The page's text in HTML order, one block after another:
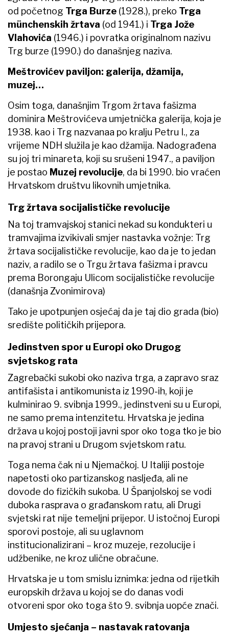
od početnog Trga Burze (1928.), preko Trga
münchenskih žrtava (od 1941.) i Trga Jože
Vlahovića (1946.) i povratka originalnom nazivu
Trg burze (1990.) do današnjeg naziva.
Meštrovićev paviljon: galerija, džamija,
muzej…
Osim toga, današnjim Trgom žrtava fašizma
dominira Meštrovićeva umjetnička galerija, koja je
1938. kao i Trg nazvanaa po kralju Petru I., za
vrijeme NDH služila je kao džamija. Nadograđena
su joj tri minareta, koji su srušeni 1947., a paviljon
je postao Muzej revolucije, da bi 1990. bio vraćen
Hrvatskom društvu likovnih umjetnika.
Trg žrtava socijalističke revolucije
Na toj tramvajskoj stanici nekad su kondukteri u
tramvajima izvikivali smjer nastavka vožnje: Trg
žrtava socijalističke revolucije, kao da je to jedan
naziv, a radilo se o Trgu žrtava fašizma i pravcu
prema Borongaju Ulicom socijalističke revolucije
(današnja Zvonimirova)
Tako je upotpunjen osjećaj da je taj dio grada (bio)
središte političkih prijepora.
Jedinstven spor u Europi oko Drugog
svjetskog rata
Zagrebački sukobi oko naziva trga, a zapravo sraz
antifašista i antikomunista iz 1990-ih, koji je
kulminirao 9. svibnja 1999., jedinstveni su u Europi,
ne samo prema intenzitetu. Hrvatska je jedina
država u kojoj postoji javni spor oko toga tko je bio
na pravoj strani u Drugom svjetskom ratu.
Toga nema čak ni u Njemačkoj. U Italiji postoje
napetosti oko partizanskog nasljeđa, ali ne
dovode do fizičkih sukoba. U Španjolskoj se vodi
duboka rasprava o građanskom ratu, ali Drugi
svjetski rat nije temeljni prijepor. U istočnoj Europi
sporovi postoje, ali su uglavnom
institucionalizirani – kroz muzeje, rezolucije i
udžbenike, ne kroz ulične obračune.
Hrvatska je u tom smislu iznimka: jedna od rijetkih
europskih država u kojoj se do danas vodi
otvoreni spor oko toga što 9. svibnja uopće znači.
Umjesto sjećanja – nastavak ratovanja